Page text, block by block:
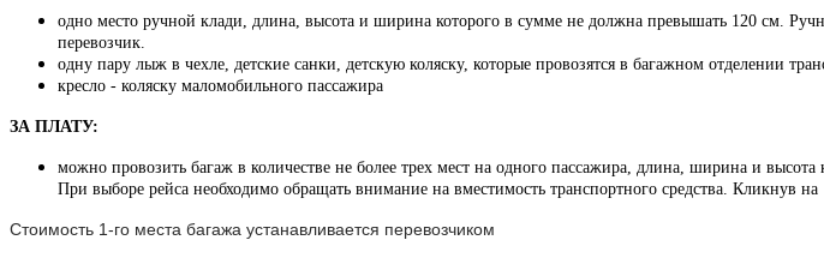
одно место ручной клади, длина, высота и ширина которого в сумме не должна превышать 120 см.
перевозчик.
одну пару лыж в чехле, детские санки, детскую коляску, которые провозятся в багажном отделении
кресло - коляску маломобильного пассажира
ЗА ПЛАТУ:
можно провозить багаж в количестве не более трех мест на одного пассажира, длина, ширина и
При выборе рейса необходимо обращать внимание на вместимость транспортного средства. Кликнув
Стоимость 1-го места багажа устанавливается перевозчиком